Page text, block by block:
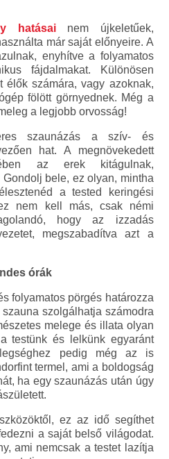
hatásai nem újkeletűek,
már saját előnyeire. A
enyhítve a folyamatos
fájdalmakat. Különösen
élők számára, vagy azoknak,
fölött görnyednek. Még a
a legjobb orvosság!
szaunázás a szív- és
hat. A megnövekedett
az erek kitágulnak,
bele, ez olyan, mintha
a tested keringési
nem kell más, csak némi
hogy az izzadás
megszabadítva azt a
órák
folyamatos pörgés határozza
szolgálhatja számodra
melege és illata olyan
testünk és lelkünk egyaránt
pedig még az is
termel, ami a boldogság
ha egy szaunázás után úgy
ez az idő segíthet
a saját belső világodat.
ami nemcsak a testet lazítja